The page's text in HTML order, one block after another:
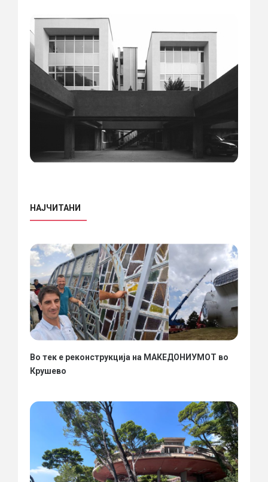
НАЈЧИТАНИ
Во тек е реконструкција на МАКЕДОНИУМОТ во
Крушево